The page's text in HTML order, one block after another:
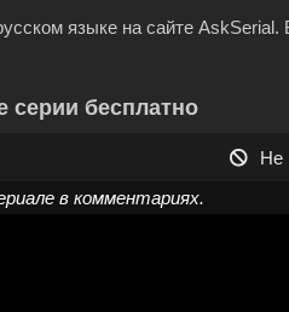
языке на сайте AskSerial.
серии бесплатно
Не
в комментариях.